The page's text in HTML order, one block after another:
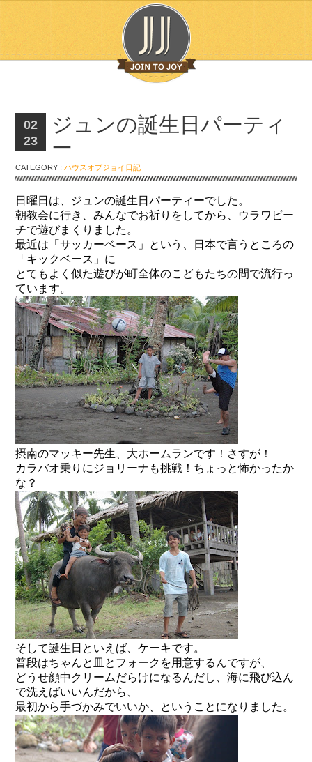
02
23
ジュンの誕生日パーティ
ー
CATEGORY :ハウスオブジョイ日記
日曜日は、ジュンの誕生日パーティーでした。
朝教会に行き、みんなでお祈りをしてから、ウラワビー
チで遊びまくりました。
最近は「サッカーベース」という、日本で言うところの
「キックベース」に
とてもよく似た遊びが町全体のこどもたちの間で流行っ
ています。
摂南のマッキー先生、大ホームランです！さすが！
カラバオ乗りにジョリーナも挑戦！ちょっと怖かったか
な？
そして誕生日といえば、ケーキです。
普段はちゃんと皿とフォークを用意するんですが、
どうせ顔中クリームだらけになるんだし、海に飛び込ん
で洗えばいいんだから、
最初から手づかみでいいか、ということになりました。